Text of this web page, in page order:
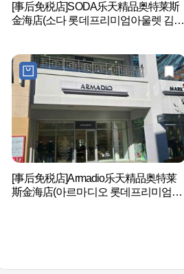
[事后免税店]SODA乐天精品奥特莱斯
金海店(소다 롯데프리미엄아울렛 김해
[事后免税店]Armadio乐天精品奥特莱
斯金海店(아르마디오 롯데프리미엄아